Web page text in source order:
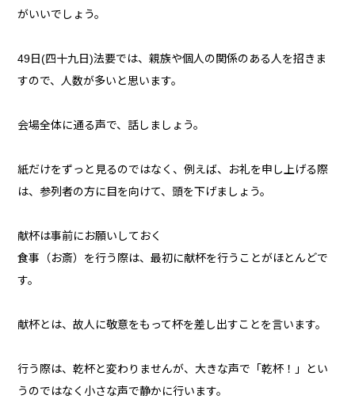
がいいでしょう。
49日(四十九日)法要では、親族や個人の関係のある人を招きま
すので、人数が多いと思います。
会場全体に通る声で、話しましょう。
紙だけをずっと見るのではなく、例えば、お礼を申し上げる際
は、参列者の方に目を向けて、頭を下げましょう。
献杯は事前にお願いしておく
食事（お斎）を行う際は、最初に献杯を行うことがほとんどで
す。
献杯とは、故人に敬意をもって杯を差し出すことを言います。
行う際は、乾杯と変わりませんが、大きな声で「乾杯！」とい
うのではなく小さな声で静かに行います。